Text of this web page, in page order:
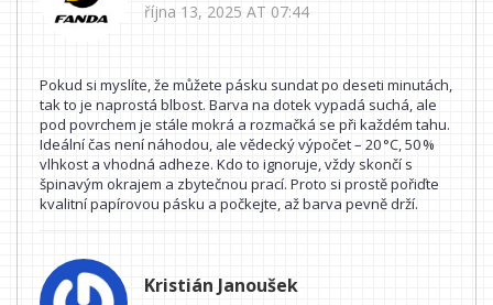
října 13, 2025 AT 07:44
Pokud si myslíte, že můžete pásku sundat po deseti minutách,
tak to je naprostá blbost. Barva na dotek vypadá suchá, ale
pod povrchem je stále mokrá a rozmačká se při každém tahu.
Ideální čas není náhodou, ale vědecký výpočet – 20 °C, 50 %
vlhkost a vhodná adheze. Kdo to ignoruje, vždy skončí s
špinavým okrajem a zbytečnou prací. Proto si prostě pořiďte
kvalitní papírovou pásku a počkejte, až barva pevně drží.
Kristián Janoušek